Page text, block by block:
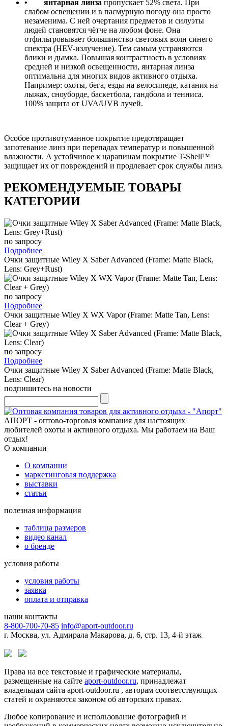
• янтарная линза пропускает 52% света. При
слабом освещении и в пасмурную погоду она просто
незаменима. С ней очертания предметов и силуэты
людей становятся чётче на любом фоне. Она
отфильтровывает большинство световых волн синего
спектра (HEV-излучение). Тем самым устраняются
блики и дымка. Повышая контрастность в условиях
средней и низкой освещенности, янтарная линза
оптимальна для многих видов активного отдыха.
Например: охоты, бега, езды на велосипеде, катания на
лыжах, сноуборде, баскетбола, гандбола и тенниса.
100% защита от UVA/UVB лучей.
Особое противотуманное покрытие предотвращает
запотевание линз при перепадах температур и повышенной
влажности. А устойчивое к царапинам покрытие T-Shell™
защищает их от повреждений и продлевает срок службы линз.
РЕКОМЕНДУЕМЫЕ ТОВАРЫ
КАТЕГОРИИ
по запросу
Подробнее
Очки защитные Wiley X Saber Advanced (Frame: Matte Black,
Lens: Grey+Rust)
по запросу
Подробнее
Очки защитные Wiley X WX Vapor (Frame: Matte Tan, Lens:
Clear + Grey)
по запросу
Подробнее
Очки защитные Wiley X Saber Advanced (Frame: Matte Black,
Lens: Clear)
подпишитесь на новости
АПОРТ - оптово-торговая компания для настоящих
любителей охоты и активного отдыха. Мы работаем на Ваш
отдых!
О компании
О компании
маркетинговая поддержка
выставки
статьи
полезная информация
таблица размеров
видео канал
о бренде
условия работы
условия работы
заявка
оплата и отправка
наши контакты
8-800-700-70-85 info@aport-outdoor.ru
г. Москва, ул. Адмирала Макарова, д. 6, стр. 13, 4-й этаж
Права на все текстовые и графические материалы,
размещенные на сайте aport-outdoor.ru, принадлежат
владельцам сайта aport-outdoor.ru , авторам соответствующих
статей и охраняются законом об авторских правах.
Любое копирование и использование фотографий и